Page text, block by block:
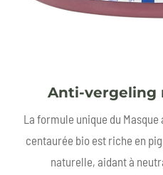
Anti-vergeling
La formule unique du
centaurée bio est riche en
naturelle, aidant à